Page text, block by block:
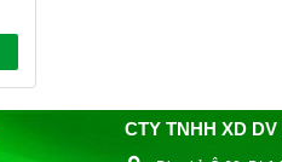
CTY TNHH XD